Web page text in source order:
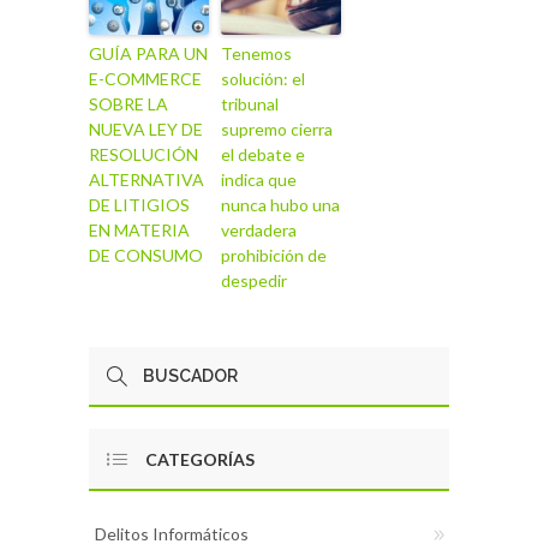
GUÍA PARA UN
E-COMMERCE
SOBRE LA
NUEVA LEY DE
RESOLUCIÓN
ALTERNATIVA
DE LITIGIOS
EN MATERIA
DE CONSUMO
Tenemos
solución: el
tribunal
supremo cierra
el debate e
indica que
nunca hubo una
verdadera
prohibición de
despedir
CATEGORÍAS
Delitos Informáticos